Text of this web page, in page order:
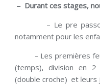
– Durant ces stages,
– Le pre passo
notamment pour les
– Les premières
(temps), division en
(double croche) et leurs